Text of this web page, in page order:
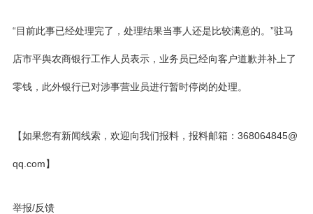
“目前此事已经处理完了，处理结果当事人还是比较满意的。”驻马
店市平舆农商银行工作人员表示，业务员已经向客户道歉并补上了
零钱，此外银行已对涉事营业员进行暂时停岗的处理。
【如果您有新闻线索，欢迎向我们报料，报料邮箱：368064845@
qq.com】
举报/反馈